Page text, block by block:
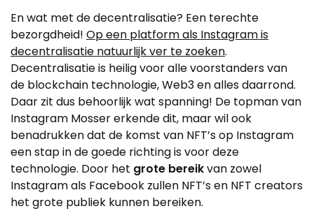
En wat met de decentralisatie? Een terechte
bezorgdheid! Op een platform als Instagram is
decentralisatie natuurlijk ver te zoeken.
Decentralisatie is heilig voor alle voorstanders van
de blockchain technologie, Web3 en alles daarrond.
Daar zit dus behoorlijk wat spanning! De topman van
Instagram Mosser erkende dit, maar wil ook
benadrukken dat de komst van NFT’s op Instagram
een stap in de goede richting is voor deze
technologie. Door het grote bereikvan zowel
Instagram als Facebook zullen NFT’s en NFT creators
het grote publiek kunnen bereiken.